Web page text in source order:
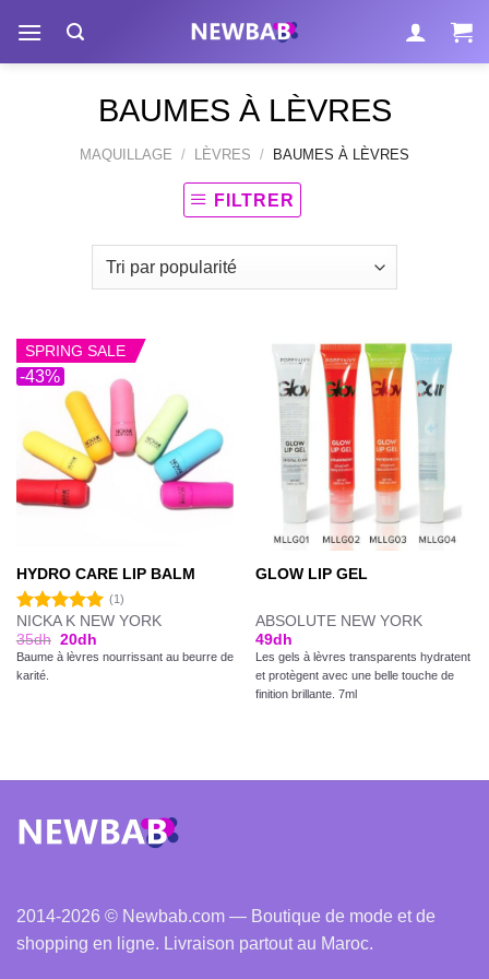
contenu
BAUMES À LÈVRES
MAQUILLAGE / LÈVRES / BAUMES À LÈVRES
FILTRER
-43%
SPRING SALE
HYDRO CARE LIP BALM
Note5.00
sur 5
(1)
NICKA K NEW YORK
35dh 20dh
Baume à lèvres nourrissant au beurre de
karité.
GLOW LIP GEL
ABSOLUTE NEW YORK
49dh
Les gels à lèvres transparents hydratent
et protègent avec une belle touche de
finition brillante. 7ml
2014-2026 © Newbab.com — Boutique de mode et de
shopping en ligne. Livraison partout au Maroc.